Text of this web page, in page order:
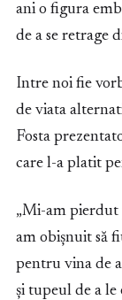
ani o figura
de a se retrage
Intre noi fie
de viata
Fosta
care l-a platit
„Mi-am pierdut
am obișnuit să
pentru vina de
și tupeul de a le